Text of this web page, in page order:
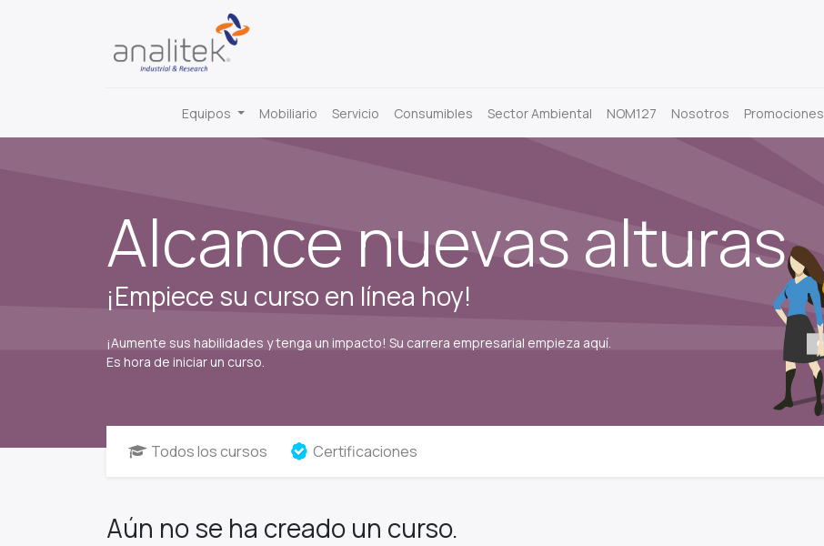
Equipos Mobiliario Servicio Consumibles Sector Ambiental NOM127 Nosotros Promociones
Alcance nuevas alturas
¡Empiece su curso en línea hoy!
¡Aumente sus habilidades y tenga un impacto! Su carrera empresarial empieza aquí.
Es hora de iniciar un curso.
Todos los cursos Certificaciones
Aún no se ha creado un curso.